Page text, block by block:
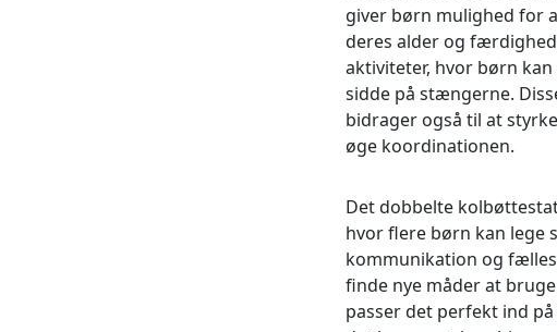
giver børn mulighed for
deres alder og
aktiviteter, hvor børn
sidde på stængerne.
bidrager også til at
øge koordinationen.
Det dobbelte
hvor flere børn kan lege
kommunikation og
finde nye måder at
passer det perfekt ind